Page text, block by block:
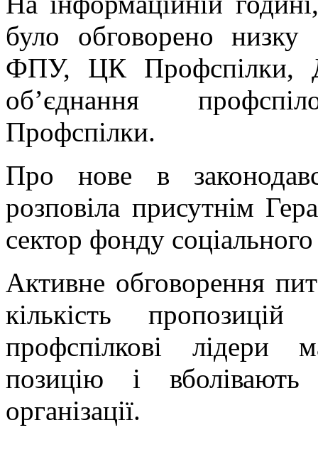
було обговорено низку
ФПУ, ЦК Профспілки,
об’єднання
Профспілки.
Про нове в
розповіла присутнім
сектор фонду
Активне обговорення
кількість
профспілкові лідери
позицію і
організації.